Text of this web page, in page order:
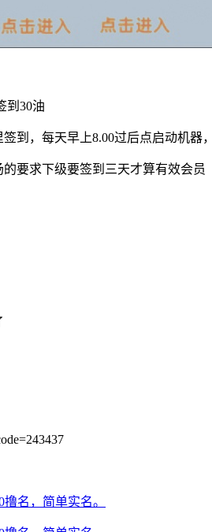
到30油
到，每天早上8.00过后点启动机器
要求下级要签到三天才算有效会员